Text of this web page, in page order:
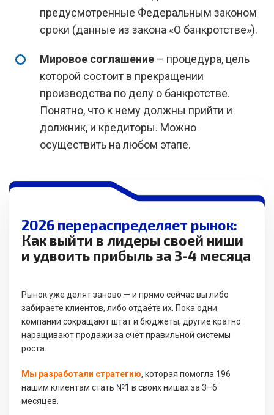
предусмотренные Федеральным законом
сроки (данные из закона «О банкротстве»).
Мировое соглашение – процедура, цель
которой состоит в прекращении
производства по делу о банкротстве.
Понятно, что к нему должны прийти и
должник, и кредиторы. Можно
осуществить на любом этапе.
2026 перераспределяет рынок:
Как выйти в лидеры своей ниши
и удвоить прибыль за 3-4 месяца
Рынок уже делят заново — и прямо сейчас вы либо
забираете клиентов, либо отдаёте их. Пока одни
компании сокращают штат и бюджеты, другие кратно
наращивают продажи за счёт правильной системы
роста.
Мы разработали стратегию, которая помогла 196
нашим клиентам стать №1 в своих нишах за 3–6
месяцев.